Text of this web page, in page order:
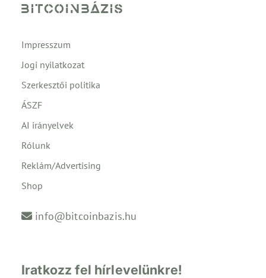
Impresszum
Jogi nyilatkozat
Szerkesztői politika
ÁSZF
AI irányelvek
Rólunk
Reklám/Advertising
Shop
info@bitcoinbazis.hu
Iratkozz fel hírlevelünkre!